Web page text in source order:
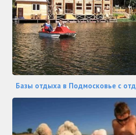
Базы отдыха в Подмосковье с